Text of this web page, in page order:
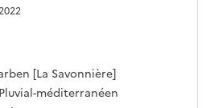
[La Savonnière]
méditerranéen